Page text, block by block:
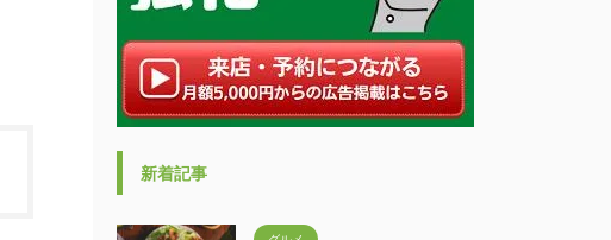
新着記事